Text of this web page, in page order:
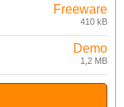
Freeware
410 kB
Demo
1,2 MB